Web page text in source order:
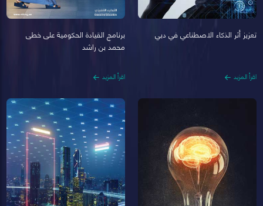
تعزيز أثر الذكاء الاصطناعي في دبي
اقرأ المزيد
برنامج القيادة الحكومية على خطى
محمد بن راشد
اقرأ المزيد